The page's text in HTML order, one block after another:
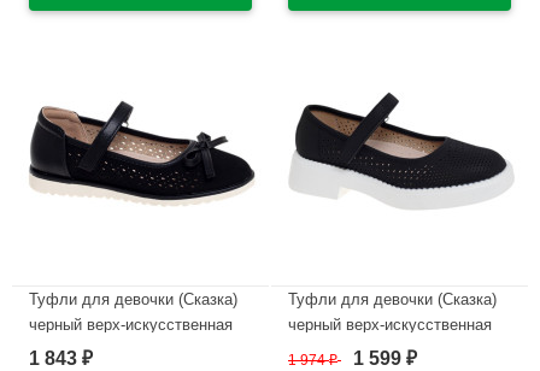
Туфли для девочки (Сказка)
черный верх-искусственная
кожа подкладка-натуральная
1 843 ₽
Туфли для девочки (Сказка)
черный верх-искусственная
кожа подкладка-натуральная
1 974₽ 1 599 ₽